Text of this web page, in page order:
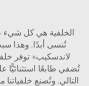
الخلفية هي كل شيء
تُنسى أبدًا. وهذا
لاندسكيب» توفر
تُضفي طابعًا استثنائيًّا
التالي. وتُصنع خلفياتنا